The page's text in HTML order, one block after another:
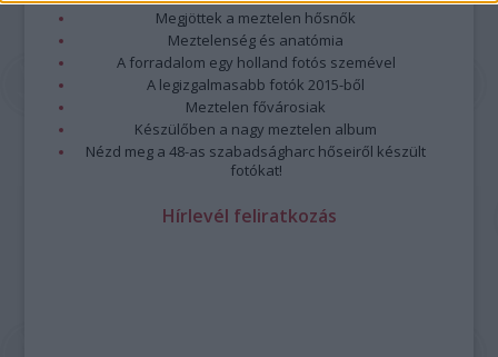
Megjöttek a meztelen hősnők
Meztelenség és anatómia
A forradalom egy holland fotós szemével
A legizgalmasabb fotók 2015-ből
Meztelen fővárosiak
Készülőben a nagy meztelen album
Nézd meg a 48-as szabadságharc hőseiről készült
fotókat!
Hírlevél feliratkozás